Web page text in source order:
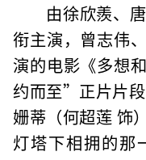
由徐欣羨、
衔主演，曾志伟
演的电影《多想
约而至”正片片
姗蒂（何超莲
灯塔下相拥的